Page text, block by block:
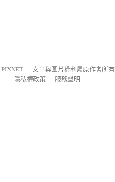
PIXNET
文章與圖片權利屬原作者所有
隱私權政策
服務聲明